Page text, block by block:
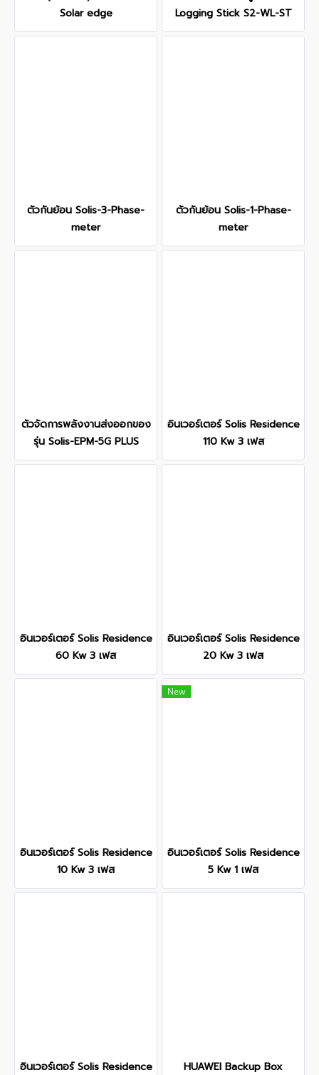
Solar edge
Logging Stick S2-WL-ST
ตัวกันย้อน Solis-3-Phase-
meter
ตัวกันย้อน Solis-1-Phase-
meter
ตัวจัดการพลังงานส่งออกของ
รุ่น Solis-EPM-5G PLUS
อินเวอร์เตอร์ Solis Residence
110 Kw 3 เฟส
อินเวอร์เตอร์ Solis Residence
60 Kw 3 เฟส
อินเวอร์เตอร์ Solis Residence
20 Kw 3 เฟส
อินเวอร์เตอร์ Solis Residence
10 Kw 3 เฟส
New
อินเวอร์เตอร์ Solis Residence
5 Kw 1 เฟส
อินเวอร์เตอร์ Solis Residence
HUAWEI Backup Box